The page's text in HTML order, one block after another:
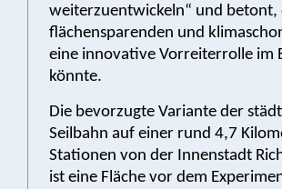
weiterzuentwickeln“ und betont,
flächensparenden und
eine innovative Vorreiterrolle im
könnte.
Die bevorzugte Variante der
Seilbahn auf einer rund 4,7
Stationen von der Innenstadt
ist eine Fläche vor dem